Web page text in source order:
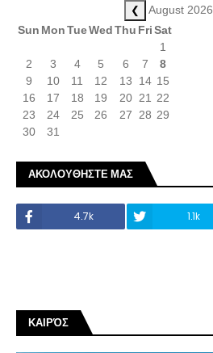
❮ August 2026
Sun MonTueWedThu FriSat
1
2
3 4 5 6 7
8
9
10 11 12 13 14 15
16
17 18 19 20 21 22
23
24 25 26 27 28 29
30
31
ΑΚΟΛΟΥΘΗΣΤΕ ΜΑΣ
4.7k 1.1k
ΚΑΙΡΌΣ